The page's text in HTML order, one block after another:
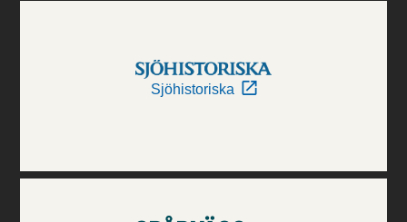
Sjöhistoriska